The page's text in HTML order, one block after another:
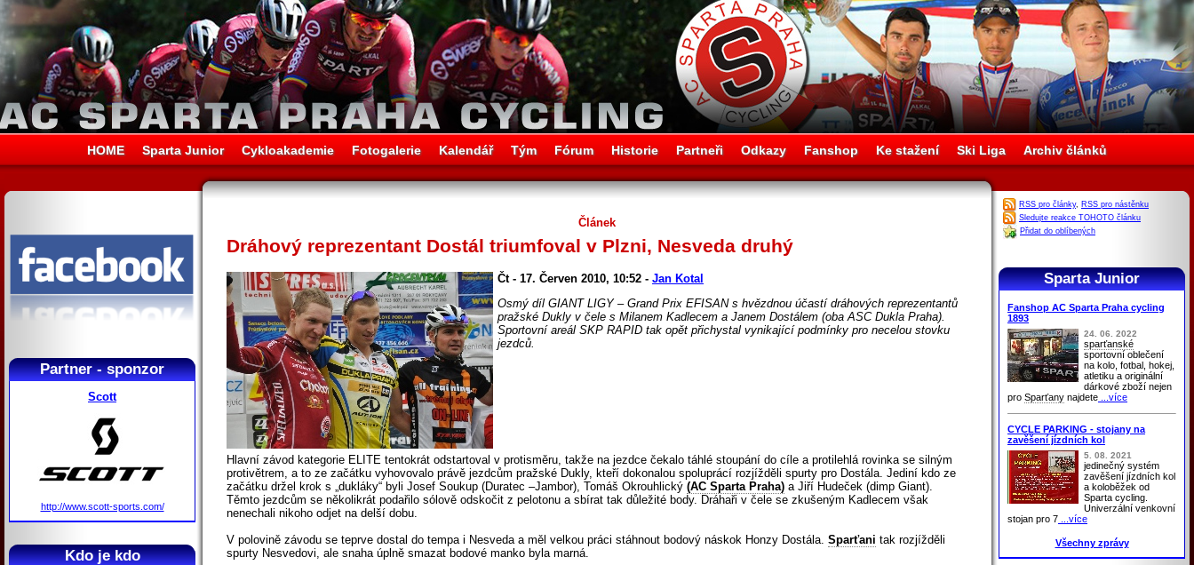
HOME Sparta Junior Cykloakademie Fotogalerie Kalendář Tým Fórum Historie Partneři Odkazy Fanshop Ke stažení Ski Liga Archiv článků
Partner - sponzor
Scott
http://www.scott-sports.com/
Kdo je kdo
Článek
Dráhový reprezentant Dostál triumfoval v Plzni, Nesveda druhý
Čt - 17. Červen 2010, 10:52 - Jan Kotal
Osmý díl GIANT LIGY – Grand Prix EFISAN s hvězdnou účastí dráhových reprezentantů
pražské Dukly v čele s Milanem Kadlecem a Janem Dostálem (oba ASC Dukla Praha).
Sportovní areál SKP RAPID tak opět přichystal vynikající podmínky pro necelou stovku
jezdců.
Hlavní závod kategorie ELITE tentokrát odstartoval v protisměru, takže na jezdce čekalo táhlé stoupání do cíle a protilehlá rovinka se silným
protivětrem, a to ze začátku vyhovovalo právě jezdcům pražské Dukly, kteří dokonalou spoluprácí rozjížděli spurty pro Dostála. Jediní kdo ze
začátku držel krok s „dukláky“ byli Josef Soukup (Duratec –Jambor), Tomáš Okrouhlický (AC Sparta Praha) a Jiří Hudeček (dimp Giant).
Těmto jezdcům se několikrát podařilo sólově odskočit z pelotonu a sbírat tak důležité body. Dráhaři v čele se zkušeným Kadlecem však
nenechali nikoho odjet na delší dobu.
V polovině závodu se teprve dostal do tempa i Nesveda a měl velkou práci stáhnout bodový náskok Honzy Dostála. Sparťani tak rozjížděli
spurty Nesvedovi, ale snaha úplně smazat bodové manko byla marná.
RSS pro články, RSS pro nástěnku
Sledujte reakce TOHOTO článku
Přidat do oblíbených
Sparta Junior
Fanshop AC Sparta Praha cycling
1893
24. 06. 2022
sparťanské
sportovní oblečení
na kolo, fotbal, hokej,
atletiku a originální
dárkové zboží nejen
pro Sparťany najdete ...více
CYCLE PARKING - stojany na
zavěšení jízdních kol
5. 08. 2021
jedinečný systém
zavěšení jízdních kol
a koloběžek od
Sparta cycling.
Univerzální venkovní
stojan pro 7 ...více
Všechny zprávy